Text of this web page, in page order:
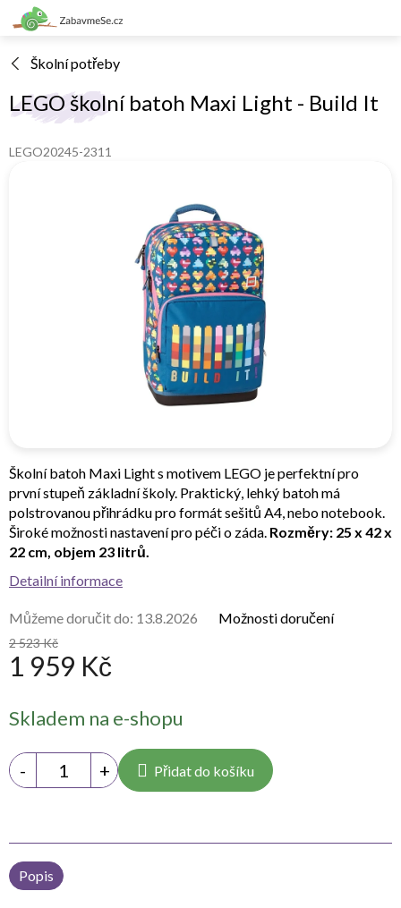
Přejít
na
Školní potřeby
LEGO školní batoh Maxi Light - Build It
LEGO20245-2311
2 523 Kč
1 959 Kč
cena:
Skladem na e-shopu
Můžeme doručit do: 13.8.2026 Možnosti doručení
Přidat do košíku
Školní batoh Maxi Light s motivem LEGO je perfektní pro
první stupeň základní školy. Praktický, lehký batoh má
polstrovanou přihrádku pro formát sešitů A4, nebo notebook.
Široké možnosti nastavení pro péči o záda. Rozměry: 25 x 42 x
22 cm, objem 23 litrů.
Detailní informace
Popis